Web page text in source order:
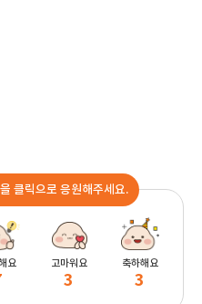
클릭으로 응원해주세요.
요 고마워요
3
축하해요
3